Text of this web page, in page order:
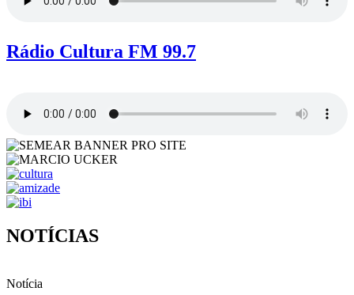
Rádio Cultura FM 99.7
NOTÍCIAS
Notícia